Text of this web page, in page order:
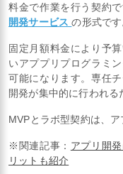
料金で作業を行う契約
開発サービスの形式です
固定月額料金により予
いアププリプログラミ
可能になります。専任
開発が集中的に行われる
MVPとラボ型契約は、ア
※関連記事： アプリ開
リットも紹介